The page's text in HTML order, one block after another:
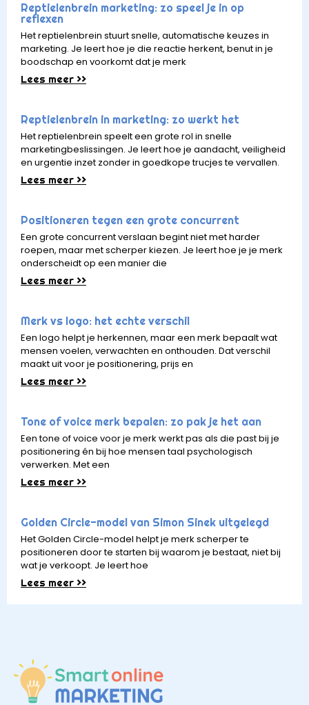
Reptielenbrein marketing: zo speel je in op
reflexen
Het reptielenbrein stuurt snelle, automatische keuzes in
marketing. Je leert hoe je die reactie herkent, benut in je
boodschap en voorkomt dat je merk
Lees meer >>
Reptielenbrein in marketing: zo werkt het
Het reptielenbrein speelt een grote rol in snelle
marketingbeslissingen. Je leert hoe je aandacht, veiligheid
en urgentie inzet zonder in goedkope trucjes te vervallen.
Lees meer >>
Positioneren tegen een grote concurrent
Een grote concurrent verslaan begint niet met harder
roepen, maar met scherper kiezen. Je leert hoe je je merk
onderscheidt op een manier die
Lees meer >>
Merk vs logo: het echte verschil
Een logo helpt je herkennen, maar een merk bepaalt wat
mensen voelen, verwachten en onthouden. Dat verschil
maakt uit voor je positionering, prijs en
Lees meer >>
Tone of voice merk bepalen: zo pak je het aan
Een tone of voice voor je merk werkt pas als die past bij je
positionering én bij hoe mensen taal psychologisch
verwerken. Met een
Lees meer >>
Golden Circle-model van Simon Sinek uitgelegd
Het Golden Circle-model helpt je merk scherper te
positioneren door te starten bij waarom je bestaat, niet bij
wat je verkoopt. Je leert hoe
Lees meer >>